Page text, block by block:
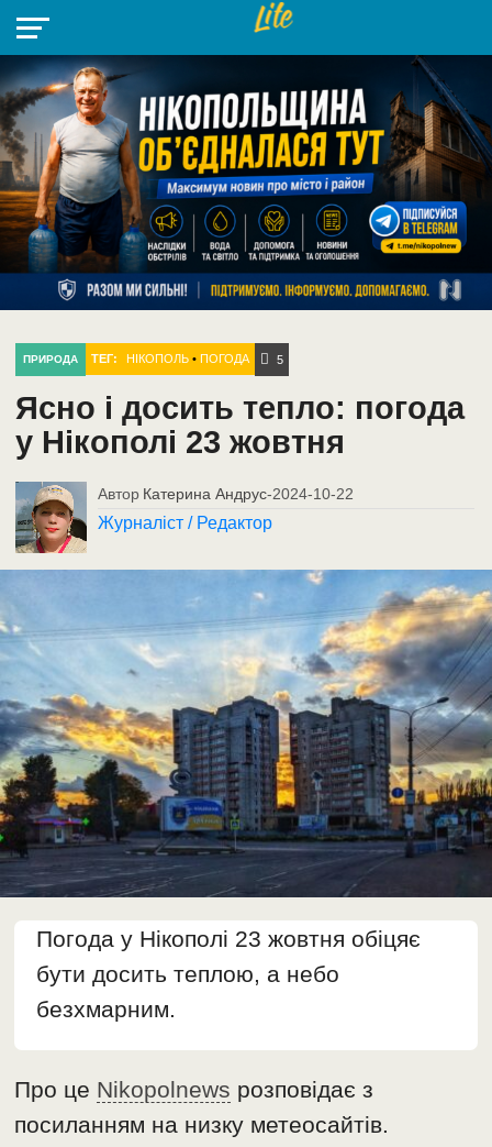
НІКОПОЛЬ
РАЙОН
СІЧЕСЛАВСЬКА
УКРАЇНА
РЕТРО
НІКОПОЛЬ
ЛАЙТ
УКРАЇНА
ДОПОМОГА
РАДІО
ПРИРОДА ТЕГ: НІКОПОЛЬ• ПОГОДА 5
Ясно і досить тепло: погода
у Нікополі 23 жовтня
Автор Катерина Андрус-2024-10-22
Журналіст / Редактор
Погода у Нікополі 23 жовтня обіцяє
бути досить теплою, а небо
безхмарним.
Про це Nikopolnews розповідає з
посиланням на низку метеосайтів.